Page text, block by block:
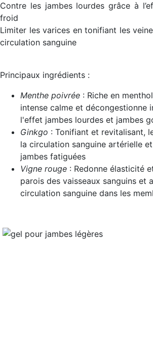
Contre les jambes lourdes grâce à
froid
Limiter les varices en tonifiant les
circulation sanguine
Principaux ingrédients :
Menthe poivrée : Riche en
intense calme et décongestionne
l'effet jambes lourdes et jambes
Ginkgo : Tonifiant et revitalisant,
la circulation sanguine artérielle
jambes fatiguées
Vigne rouge : Redonne élasticité
parois des vaisseaux sanguins et
circulation sanguine dans les